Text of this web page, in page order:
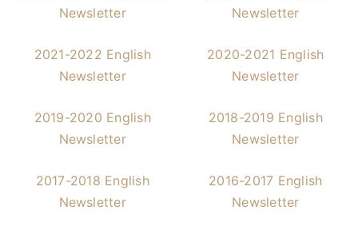
Newsletter
Newsletter
2021-2022 English
Newsletter
2020-2021 English
Newsletter
2019-2020 English
Newsletter
2018-2019 English
Newsletter
2017-2018 English
Newsletter
2016-2017 English
Newsletter